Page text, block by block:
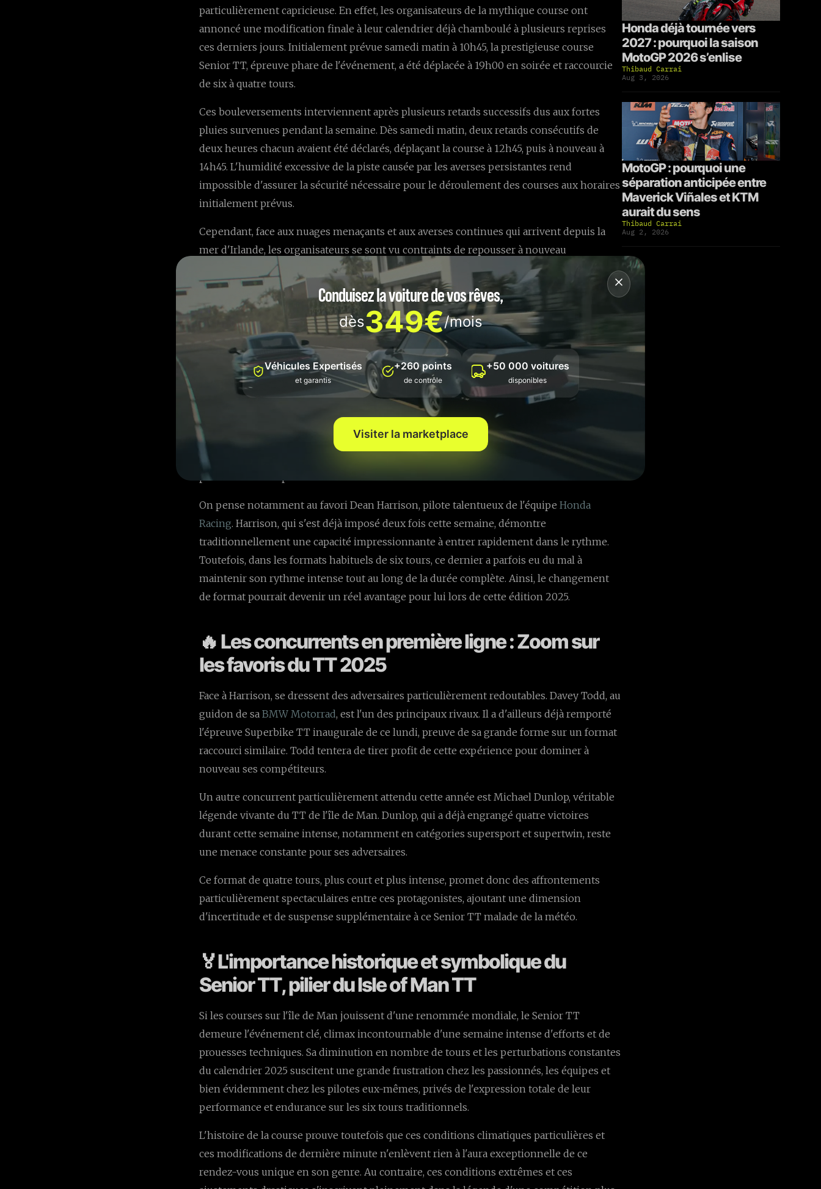
particulièrement capricieuse. En effet, les organisateurs de la mythique course ont
annoncé une modification finale à leur calendrier déjà chamboulé à plusieurs reprises
ces derniers jours. Initialement prévue samedi matin à 10h45, la prestigieuse course
Senior TT, épreuve phare de l'événement, a été déplacée à 19h00 en soirée et raccourcie
de six à quatre tours.
Ces bouleversements interviennent après plusieurs retards successifs dus aux fortes
pluies survenues pendant la semaine. Dès samedi matin, deux retards consécutifs de
deux heures chacun avaient été déclarés, déplaçant la course à 12h45, puis à nouveau à
14h45. L'humidité excessive de la piste causée par les averses persistantes rend
impossible d'assurer la sécurité nécessaire pour le déroulement des courses aux horaires
initialement prévus.
Cependant, face aux nuages menaçants et aux averses continues qui arrivent depuis la
mer d'Irlande, les organisateurs se sont vu contraints de repousser à nouveau
l'événement, choisissant un dernier créneau horaire samedi en fin d'après-midi. Cette
décision apparaît comme une ultime tentative de sauver la prestigieuse épreuve, le
dimanche étant particulièrement compliqué en matière d'organisation logistique,
notamment à cause des restrictions routières liées aux services religieux locaux.
🏁 Impacts et enjeux sportifs : La course Senior TT
raccourcie à quatre tours
La réduction du format de course, passant à quatre tours seulement au lieu de six,
bouleverse profondément la stratégie des pilotes en lice. En effet, cette version
raccourcie de la célèbre Senior TT pourrait favoriser des pilotes connus pour être
particulièrement performants en début de course.
On pense notamment au favori Dean Harrison, pilote talentueux de l'équipeHonda
Racing. Harrison, qui s'est déjà imposé deux fois cette semaine, démontre
traditionnellement une capacité impressionnante à entrer rapidement dans le rythme.
Toutefois, dans les formats habituels de six tours, ce dernier a parfois eu du mal à
maintenir son rythme intense tout au long de la durée complète. Ainsi, le changement
de format pourrait devenir un réel avantage pour lui lors de cette édition 2025.
🔥 Les concurrents en première ligne : Zoom sur
les favoris du TT 2025
Face à Harrison, se dressent des adversaires particulièrement redoutables. Davey Todd, au
guidon de saBMW Motorrad, est l'un des principaux rivaux. Il a d'ailleurs déjà remporté
l'épreuve Superbike TT inaugurale de ce lundi, preuve de sa grande forme sur un format
raccourci similaire. Todd tentera de tirer profit de cette expérience pour dominer à
nouveau ses compétiteurs.
Un autre concurrent particulièrement attendu cette année est Michael Dunlop, véritable
légende vivante du TT de l'île de Man. Dunlop, qui a déjà engrangé quatre victoires
durant cette semaine intense, notamment en catégories supersport et supertwin, reste
une menace constante pour ses adversaires.
Ce format de quatre tours, plus court et plus intense, promet donc des affrontements
particulièrement spectaculaires entre ces protagonistes, ajoutant une dimension
d'incertitude et de suspense supplémentaire à ce Senior TT malade de la météo.
🏅L'importance historique et symbolique du
Senior TT, pilier du Isle of Man TT
Si les courses sur l'île de Man jouissent d'une renommée mondiale, le Senior TT
demeure l'événement clé, climax incontournable d'une semaine intense d'efforts et de
prouesses techniques. Sa diminution en nombre de tours et les perturbations constantes
du calendrier 2025 suscitent une grande frustration chez les passionnés, les équipes et
bien évidemment chez les pilotes eux-mêmes, privés de l'expression totale de leur
performance et endurance sur les six tours traditionnels.
L'histoire de la course prouve toutefois que ces conditions climatiques particulières et
ces modifications de dernière minute n'enlèvent rien à l'aura exceptionnelle de ce
rendez-vous unique en son genre. Au contraire, ces conditions extrêmes et ces
Honda déjà tournée vers
2027 : pourquoi la saison
MotoGP 2026 s’enlise
Thibaud Carrai
Aug 3, 2026
MotoGP : pourquoi une
séparation anticipée entre
Maverick Viñales et KTM
aurait du sens
Thibaud Carrai
Aug 2, 2026
Conduisez la voiture de vos rêves,
dès349€/mois
Véhicules Expertisés
et garantis
+260 points
de contrôle
+50 000 voitures
disponibles
Visiter la marketplace